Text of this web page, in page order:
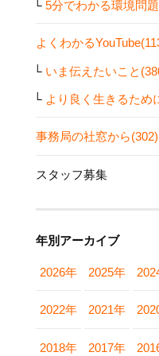
5分でわかる環境問
よくわかる
いま伝えたいこと
より良く生きるため
事務局の社窓から(302)
スタッフ募集
年別アーカイブ
2026年 2025年
2022年 2021年
2018年 2017年